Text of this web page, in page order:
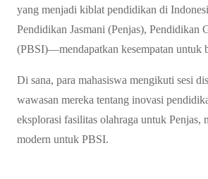
yang menjadi kiblat pendidikan di
Pendidikan Jasmani (Penjas), Pendidikan
(PBSI)—mendapatkan kesempatan untuk
Di sana, para mahasiswa mengikuti sesi
wawasan mereka tentang inovasi
eksplorasi fasilitas olahraga untuk Penjas,
modern untuk PBSI.